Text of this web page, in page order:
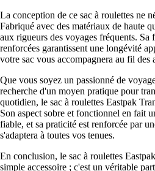
La conception de ce sac à roulettes ne
Fabriqué avec des matériaux de haute
aux rigueurs des voyages fréquents. Sa
renforcées garantissent une longévité
votre sac vous accompagnera au fil des
Que vous soyez un passionné de
recherche d'un moyen pratique pour
quotidien, le sac à roulettes Eastpak
Son aspect sobre et fonctionnel en fait
fiable, et sa praticité est renforcée par
s'adaptera à toutes vos tenues.
En conclusion, le sac à roulettes
simple accessoire ; c'est un véritable